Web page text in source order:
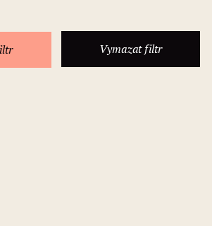
Vymazat filtr